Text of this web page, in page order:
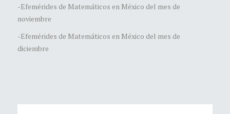
-Efemérides de Matemáticos en México del mes de
noviembre
-Efemérides de Matemáticos en México del mes de
diciembre